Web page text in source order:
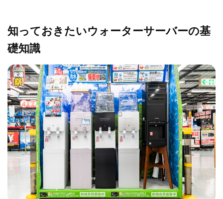
知っておきたいウォーターサーバーの基
礎知識